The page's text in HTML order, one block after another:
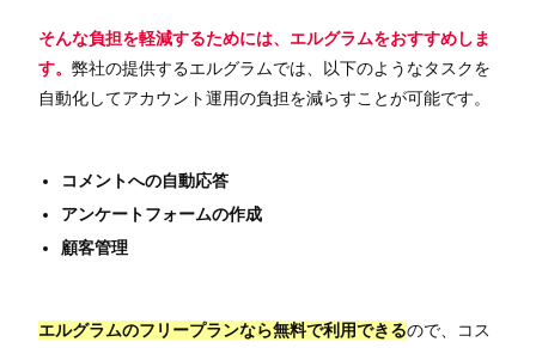
そんな負担を軽減するためには、エルグラムをおすすめしま
す。 弊社の提供するエルグラムでは、以下のようなタスクを
自動化してアカウント運用の負担を減らすことが可能です。
コメントへの自動応答
アンケートフォームの作成
顧客管理
エルグラムのフリープランなら無料で利用できるので、コス